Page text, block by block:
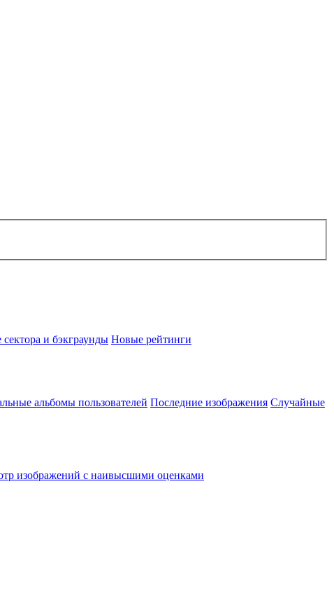
и бэкграунды Новые рейтинги
альбомы пользователей Последние изображения Случайные
изображений с наивысшими оценками